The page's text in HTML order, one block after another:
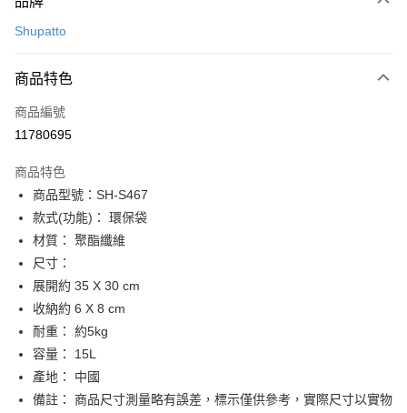
信用卡一次付款
Apple Pay
街口支付
Google Pay
全盈+PAY
大哥付你分期
相關說明
【大哥付你分期使用說明】
1.本服務由台灣大哥大提供，台灣大哥大用戶可立即使用無須另外申請。
2.付款方式選擇「大哥付你分期」，訂單成立後會自動跳轉到大哥付的交易
流程，驗證手機門號後，選擇欲分期的期數、繳款截止日，確認付款後即完
成交易。
3.實際核准額度、可分期數及費用金額請依後續交易確認頁面所載為準。
消。如遇「轉專審核」未通過狀況，表示未達大哥付你分期系統評分，恕無
AFTEE先享後付
相關說明
【關於「AFTEE先享後付」】
AFTEE先享後付是「在收到商品之後才付款」的支付方式。 讓您購物簡單
便利好安心！
１．簡單：不需註冊會員、不需綁卡、不需儲值。
ATM付款
運送方式
Shupatto
商品特色
商品編號
11780695
商品特色
商品型號：SH-S467
款式(功能)： 環保袋
材質： 聚酯纖維
尺寸：
展開約 35 X 30 cm
收納約 6 X 8 cm
耐重： 約5kg
容量： 15L
產地： 中國
備註： 商品尺寸測量略有誤差，標示僅供參考，實際尺寸以實物